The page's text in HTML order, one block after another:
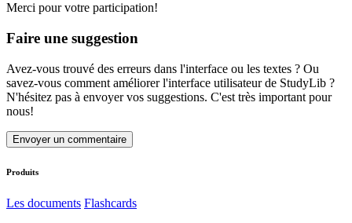
Merci pour votre participation!
Faire une suggestion
Avez-vous trouvé des erreurs dans l'interface ou les textes ? Ou
savez-vous comment améliorer l'interface utilisateur de StudyLib ?
N'hésitez pas à envoyer vos suggestions. C'est très important pour
nous!
Envoyer un commentaire
Produits
Les documents Flashcards